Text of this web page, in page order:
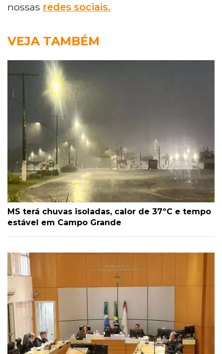
nossas redes sociais.
VEJA TAMBÉM
MS terá chuvas isoladas, calor de 37ºC e tempo
estável em Campo Grande